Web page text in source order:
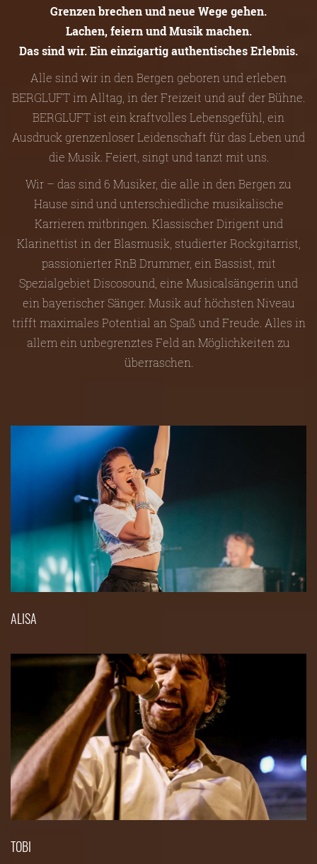
Grenzen brechen und neue Wege gehen.
Lachen, feiern und Musik machen.
Das sind wir. Ein einzigartig authentisches Erlebnis.
Alle sind wir in den Bergen geboren und erleben
BERGLUFT im Alltag, in der Freizeit und auf der Bühne.
BERGLUFT ist ein kraftvolles Lebensgefühl, ein
Ausdruck grenzenloser Leidenschaft für das Leben und
die Musik. Feiert, singt und tanzt mit uns.
Wir – das sind 6 Musiker, die alle in den Bergen zu
Hause sind und unterschiedliche musikalische
Karrieren mitbringen. Klassischer Dirigent und
Klarinettist in der Blasmusik, studierter Rockgitarrist,
passionierter RnB Drummer, ein Bassist, mit
Spezialgebiet Discosound, eine Musicalsängerin und
ein bayerischer Sänger. Musik auf höchsten Niveau
trifft maximales Potential an Spaß und Freude. Alles in
allem ein unbegrenztes Feld an Möglichkeiten zu
überraschen.
ALISA
TOBI